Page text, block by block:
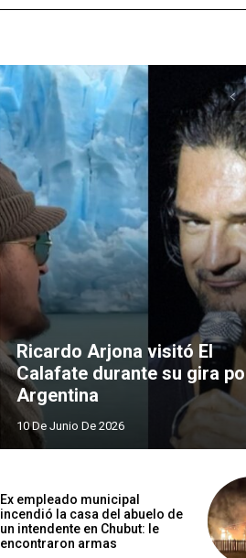
Ricardo Arjona visitó El
Calafate durante su gira
Argentina
10 De Junio De 2026
Ex empleado municipal
incendió la casa del abuelo de
un intendente en Chubut: le
encontraron armas